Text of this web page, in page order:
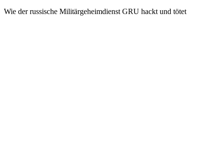
Wie der russische Militärgeheimdienst GRU hackt und tötet